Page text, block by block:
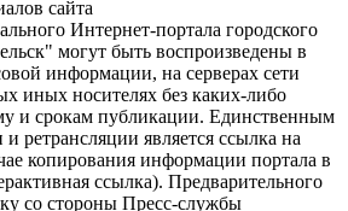
сайта
Интернет-портала городского
могут быть воспроизведены в
информации, на серверах сети
иных носителях без каких-либо
и срокам публикации. Единственным
ретрансляции является ссылка на
копирования информации портала в
ссылка). Предварительного
со стороны Пресс-службы